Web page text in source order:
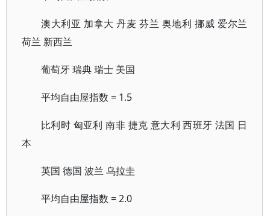
澳大利亚 加拿大 丹麦 芬兰 奥地利 挪威 爱尔兰
荷兰 新西兰
葡萄牙 瑞典 瑞士 美国
平均自由屋指数 = 1.5
比利时 匈亚利 南非 捷克 意大利 西班牙 法国 日
本
英国 德国 波兰 乌拉圭
平均自由屋指数 = 2.0